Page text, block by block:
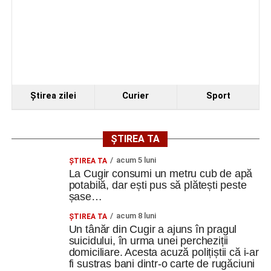
Ştirea zilei Curier Sport
ȘTIREA TA
ȘTIREA TA acum 5 luni
La Cugir consumi un metru cub de apă
potabilă, dar ești pus să plătești peste
șase…
ȘTIREA TA acum 8 luni
Un tânăr din Cugir a ajuns în pragul
suicidului, în urma unei percheziții
domiciliare. Acesta acuză polițiștii că i-ar
fi sustras bani dintr-o carte de rugăciuni